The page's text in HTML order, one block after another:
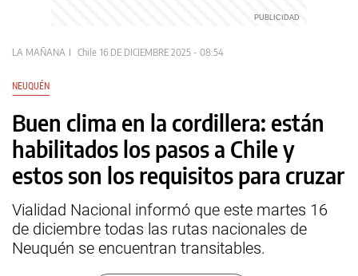
LA MAÑANA Chile 16 DE DICIEMBRE 2025 - 08:54
NEUQUÉN
Buen clima en la cordillera: están
habilitados los pasos a Chile y
estos son los requisitos para cruzar
Vialidad Nacional informó que este martes 16
de diciembre todas las rutas nacionales de
Neuquén se encuentran transitables.